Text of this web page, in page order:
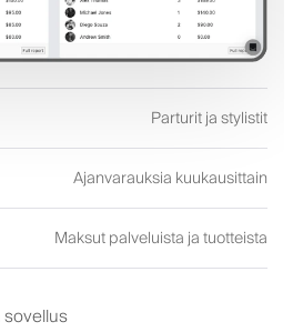
Parturit ja stylistit
Ajanvarauksia kuukausittain
Maksut palveluista ja tuotteista